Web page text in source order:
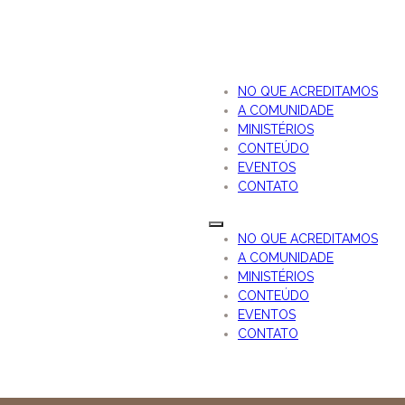
NO QUE ACREDITAMOS
A COMUNIDADE
MINISTÉRIOS
CONTEÚDO
EVENTOS
CONTATO
NO QUE ACREDITAMOS
A COMUNIDADE
MINISTÉRIOS
CONTEÚDO
EVENTOS
CONTATO